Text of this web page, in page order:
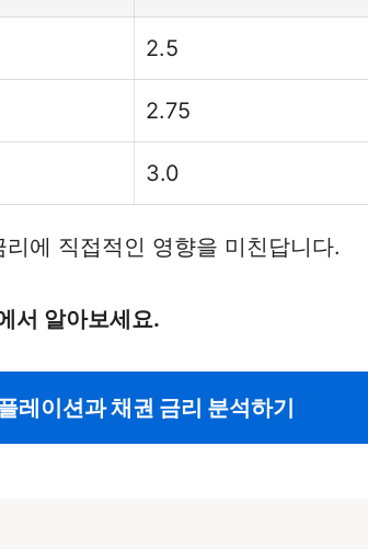
2.5
2.75
3.0
에 직접적인 영향을 미친답니다.
서 알아보세요.
레이션과 채권 금리 분석하기